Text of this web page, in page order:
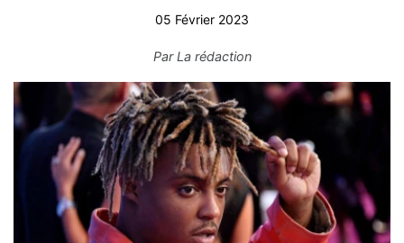
05 Février 2023
ParLa rédaction